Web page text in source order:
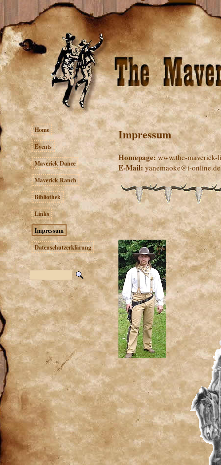
Home
Events
Maverick Dance
Maverick Ranch
Bibliothek
Links
Impressum
Datenschutzerklärung
Impressum
Homepage:www.the-maverick-
E-Mail: yanemaoke@t-online.de